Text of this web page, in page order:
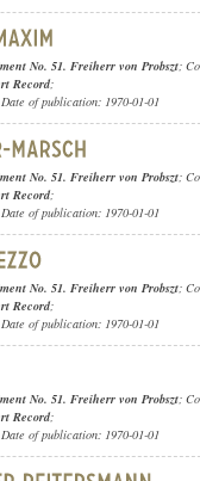
No. 51. Freiherr von Probszt;
Record;
of publication: 1970-01-01
No. 51. Freiherr von Probszt;
Record;
of publication: 1970-01-01
No. 51. Freiherr von Probszt;
Record;
of publication: 1970-01-01
No. 51. Freiherr von Probszt;
Record;
of publication: 1970-01-01